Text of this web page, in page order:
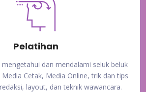
Pelatihan
mengetahui dan mendalami seluk beluk
Cetak, Media Online, trik dan tips
layout, dan teknik wawancara.